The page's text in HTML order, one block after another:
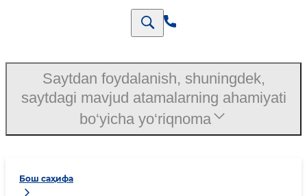
Бош саҳифа
Saytdan foydalanish, shuningdek,
saytdagi mavjud atamalarning ahamiyati
bo‘yicha yo‘riqnoma